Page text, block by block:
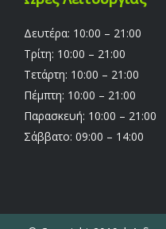
Δευτέρα: 10:00 – 21:00
Τρίτη: 10:00 – 21:00
Τετάρτη: 10:00 – 21:00
Πέμπτη: 10:00 – 21:00
Παρασκευή: 10:00 – 21:00
Σάββατο: 09:00 – 14:00